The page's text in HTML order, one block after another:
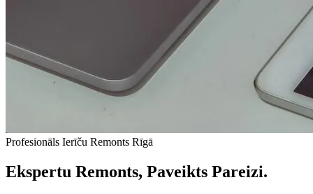
Profesionāls Ierīču Remonts Rīgā
Ekspertu Remonts, Paveikts Pareizi.